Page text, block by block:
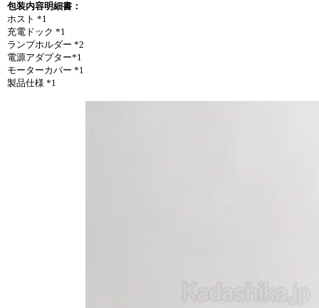
包装内容明細書：
ホスト *1
充電ドック *1
ランプホルダー *2
電源アダプター*1
モーターカバー *1
製品仕様 *1